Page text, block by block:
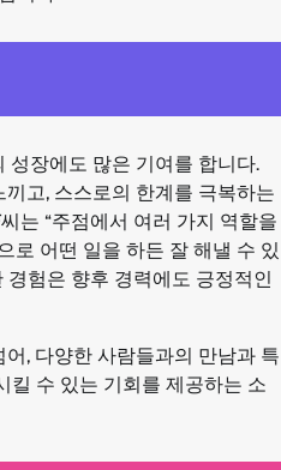
성장에도 많은 기여를 합니다.
고, 스스로의 한계를 극복하는
는 “주점에서 여러 가지 역할을
로 어떤 일을 하든 잘 해낼 수 있
경험은 향후 경력에도 긍정적인
, 다양한 사람들과의 만남과 특
킬 수 있는 기회를 제공하는 소